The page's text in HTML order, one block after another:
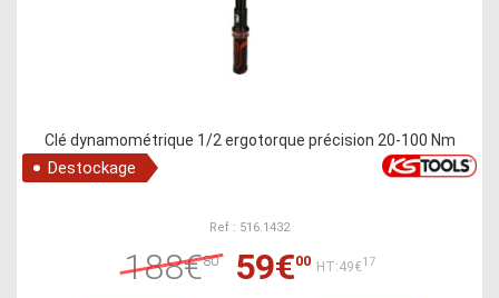
Clé dynamométrique 1/2 ergotorque précision 20-100 Nm
Destockage
Ref : 516.1432
188€80 59€00 HT:49€17